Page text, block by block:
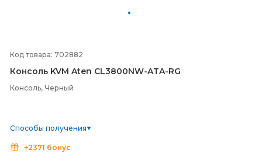
Код товара: 702882
Консоль KVM Aten CL3800NW-ATA-RG
Консоль, Черный
Способы получения
+2371 бонус